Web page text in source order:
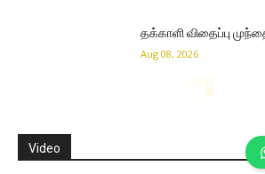
தக்காளி விதைப்பு
Aug 08, 2026
Video